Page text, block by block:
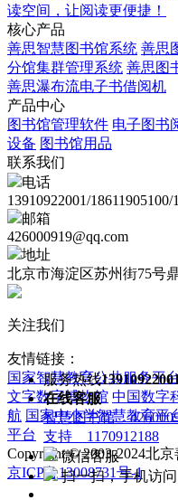
读空间，让阅读更便捷！
核心产品
善思智慧图书馆系统 善思
分馆集群管理系统 善思图
善思瀑布流电子书借阅机
产品中心
图书馆管理软件 电子图书
设备 图书馆用品
联系我们
电话
13910922001/
邮箱
426000919@qq.com
地址
北京市海淀区苏州街75号
关注我们
友情链接：
国家智慧教育公共服务平台
文字数字博物馆 中国数字
航 国家中小学智慧教育平
平台
Copyright © 2003-2024北
京ICP备13008731号-1
服务热线13910922001
在线客服
智慧图书馆
支持 1170912188
微信客服
扫一扫，手机访问